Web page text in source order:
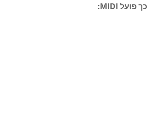
כך פועל MIDI: